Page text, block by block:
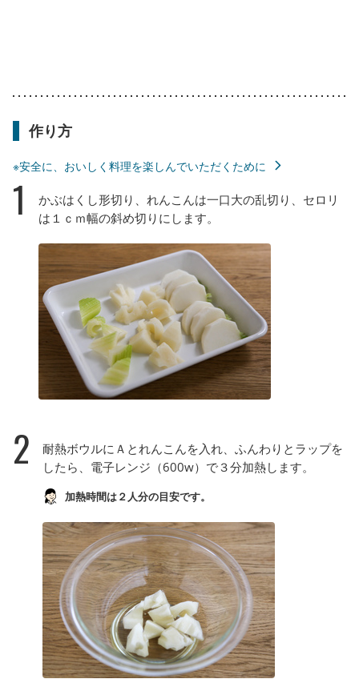
作り方
※安全に、おいしく料理を楽しんでいただくために
1
かぶはくし形切り、れんこんは一口大の乱切り、セロリ
は１ｃｍ幅の斜め切りにします。
2
耐熱ボウルにＡとれんこんを入れ、ふんわりとラップを
したら、電子レンジ（600w）で３分加熱します。
加熱時間は２人分の目安です。